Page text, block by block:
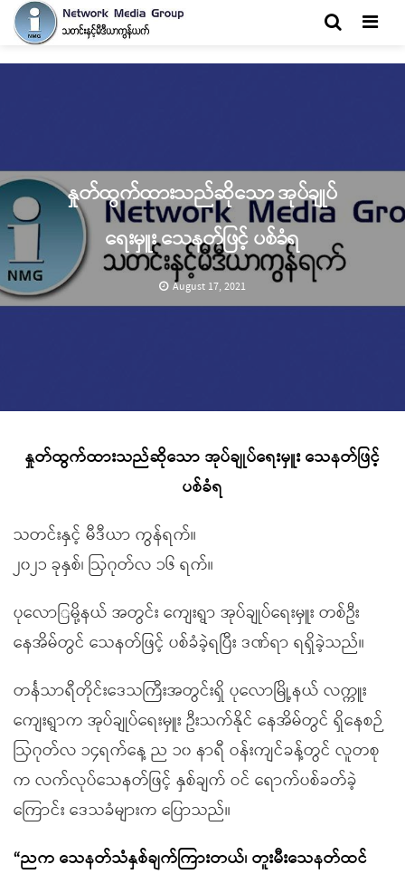
နှုတ်ထွက်ထားသည်ဆိုသော အုပ်ချုပ်
ရေးမှူး သေနတ်ဖြင့် ပစ်ခံရ
August 17, 2021
နှုတ်ထွက်ထားသည်ဆိုသော အုပ်ချုပ်ရေးမှူး သေနတ်ဖြင့်
ပစ်ခံရ
သတင်းနှင့် မီဒီယာ ကွန်ရက်။
၂၀၂၁ ခုနှစ်၊ ဩဂုတ်လ ၁၆ ရက်။
ပုလောြမို့နယ် အတွင်း ကျေးရွာ အုပ်ချုပ်ရေးမှူး တစ်ဦး
နေအိမ်တွင် သေနတ်ဖြင့် ပစ်ခံခဲ့ရပြီး ဒဏ်ရာ ရရှိခဲ့သည်။
တင်္နသာရီတိုင်းဒေသကြီးအတွင်းရှိ ပုလောမြို့နယ် လက္ကူး
ကျေးရွာက အုပ်ချုပ်ရေးမှူး ဦးသက်နိုင် နေအိမ်တွင် ရှိနေစဉ်
ဩဂုတ်လ ၁၄ရက်နေ့ ည ၁၀ နာရီ ဝန်းကျင်ခန့်တွင် လူတစု
က လက်လုပ်သေနတ်ဖြင့် နှစ်ချက် ဝင် ရောက်ပစ်ခတ်ခဲ့
ကြောင်း ဒေသခံများက ပြောသည်။
“ညက သေနတ်သံနှစ်ချက်ကြားတယ်၊ တူးမီးသေနတ်ထင်